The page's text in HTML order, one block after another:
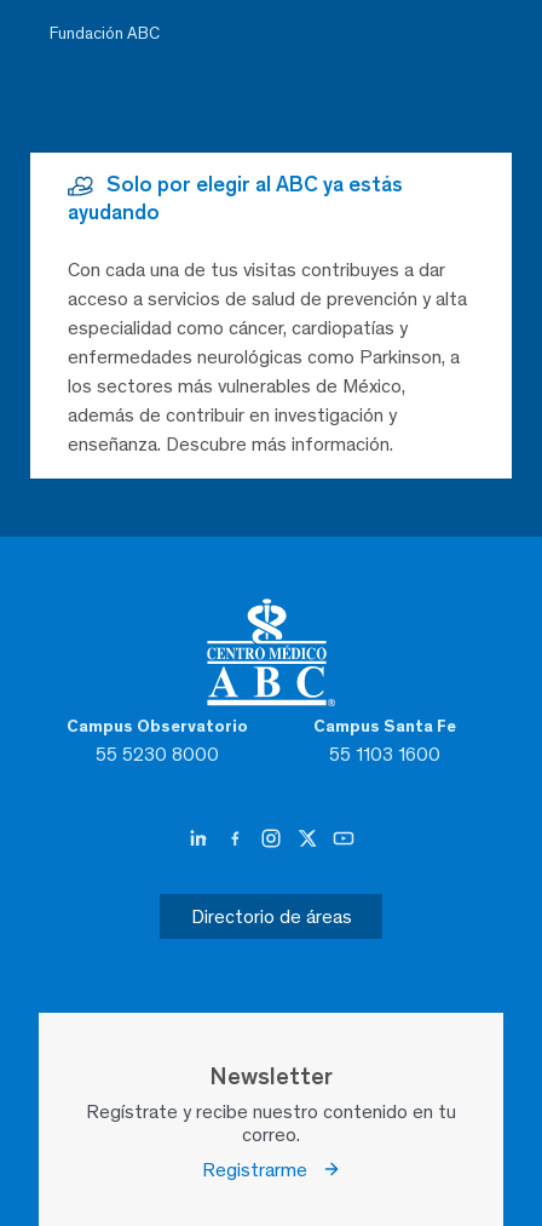
Campus Observatorio
55 5230 8000
Campus Santa Fe
55 1103 1600
Directorio de áreas
Newsletter
Regístrate y recibe nuestro contenido en tu
correo.
Registrarme
Fundación ABC
Solo por elegir al ABC ya estás
ayudando
Con cada una de tus visitas contribuyes a dar
acceso a servicios de salud de prevención y alta
especialidad como cáncer, cardiopatías y
enfermedades neurológicas como Parkinson, a
los sectores más vulnerables de México,
además de contribuir en investigación y
enseñanza. Descubre más información.